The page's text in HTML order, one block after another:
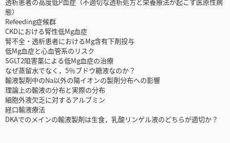
態）
Refeeding症候群
CKDにおける腎性低Mg血症
腎不全・透析患者におけるMg含有下剤投与
低Mg血症と心血管系のリスク
SGLT2阻害薬による低Mg血症の治療
なぜ蒸留水でなく，5％ブドウ糖液なのか？
輸液製剤中のNa以外の陽イオンの製剤分布への影響
理論上の輸液の分布と実際の分布
細胞外液欠乏に対するアルブミン
経口輸液療法
DKAでのメインの輸液製剤は生食，乳酸リンゲル液のどちらが適切か？